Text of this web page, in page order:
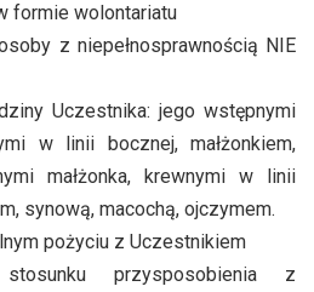
formie wolontariatu
z niepełnosprawnością NIE
Uczestnika: jego wstępnymi
w linii bocznej, małżonkiem,
małżonka, krewnymi w linii
synową, macochą, ojczymem.
pożyciu z Uczestnikiem
przysposobienia z